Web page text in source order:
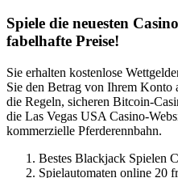
Spiele die neuesten
fabelhafte Preise!
Sie erhalten kostenlose
Sie den Betrag von Ihrem Konto
die Regeln, sicheren Bitcoin-
die Las Vegas USA Casino-
kommerzielle Pferderennbahn.
Bestes Blackjack Spielen
Spielautomaten online 20